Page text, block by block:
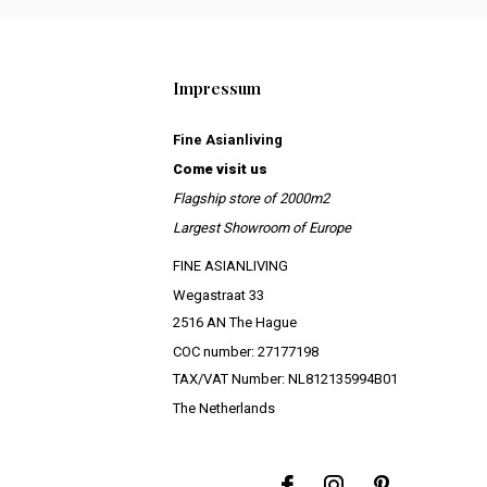
Impressum
Fine Asianliving
Come visit us
Flagship store of 2000m2
Largest Showroom of Europe
FINE ASIANLIVING
Wegastraat 33
2516 AN The Hague
COC number: 27177198
TAX/VAT Number: NL812135994B01
The Netherlands